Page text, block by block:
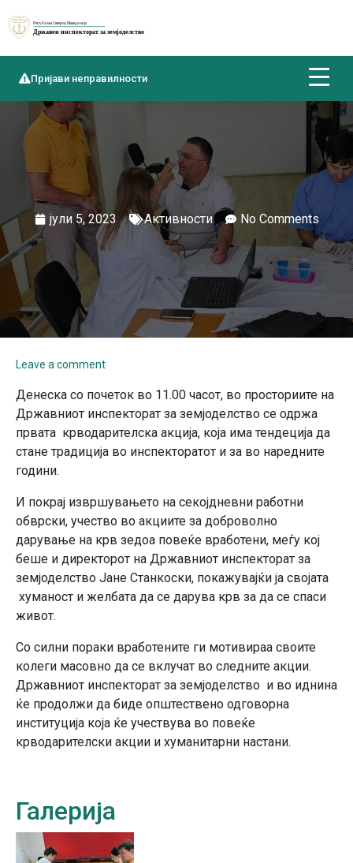
Пријави неправилности
јули 5, 2023 Активности No Comments
Leave a comment
Денеска со почеток во 11.00 часот, во просториите на
Државниот инспекторат за земјоделство се одржа
првата крводарителска акција, која има тендеција да
стане традиција во инспекторатот и за во наредните
години.
И покрај извршувањето на секојдневни работни
обврски, учество во акциите за доброволно
дарување на крв зедоа повеќе вработени, меѓу кој
беше и директорот на Државниот инспекторат за
земјоделство Јане Станкоски, покажувајќи ја својата
хуманост и желбата да се дарува крв за да се спаси
живот.
Со силни пораки вработените ги мотивираа своите
колеги масовно да се вклучат во следните акции.
Државниот инспекторат за земјоделство и во иднина
ќе продолжи да биде општествено одговорна
институција која ќе учествува во повеќе
крводарителски акции и хуманитарни настани.
Галерија